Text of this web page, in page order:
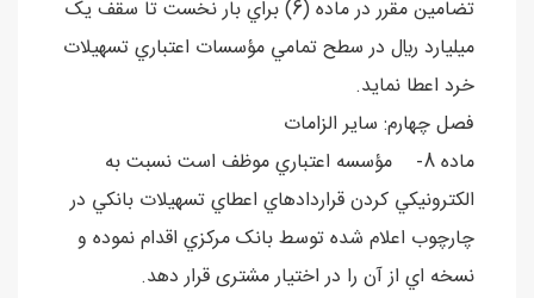
تضامين مقرر در ماده (6) براي بار نخست تا سقف يک
ميليارد ريال در سطح تمامي مؤسسات اعتباري تسهيلات
خرد اعطا نمايد.
فصل چهارم: ساير الزامات
ماده 8- مؤسسه اعتباري موظف است نسبت به
الکترونيکي کردن قراردادهاي اعطاي تسهيلات بانکي در
چارچوب اعلام شده توسط بانک مرکزي اقدام نموده و
نسخه اي از آن را در اختيار مشتری قرار دهد.